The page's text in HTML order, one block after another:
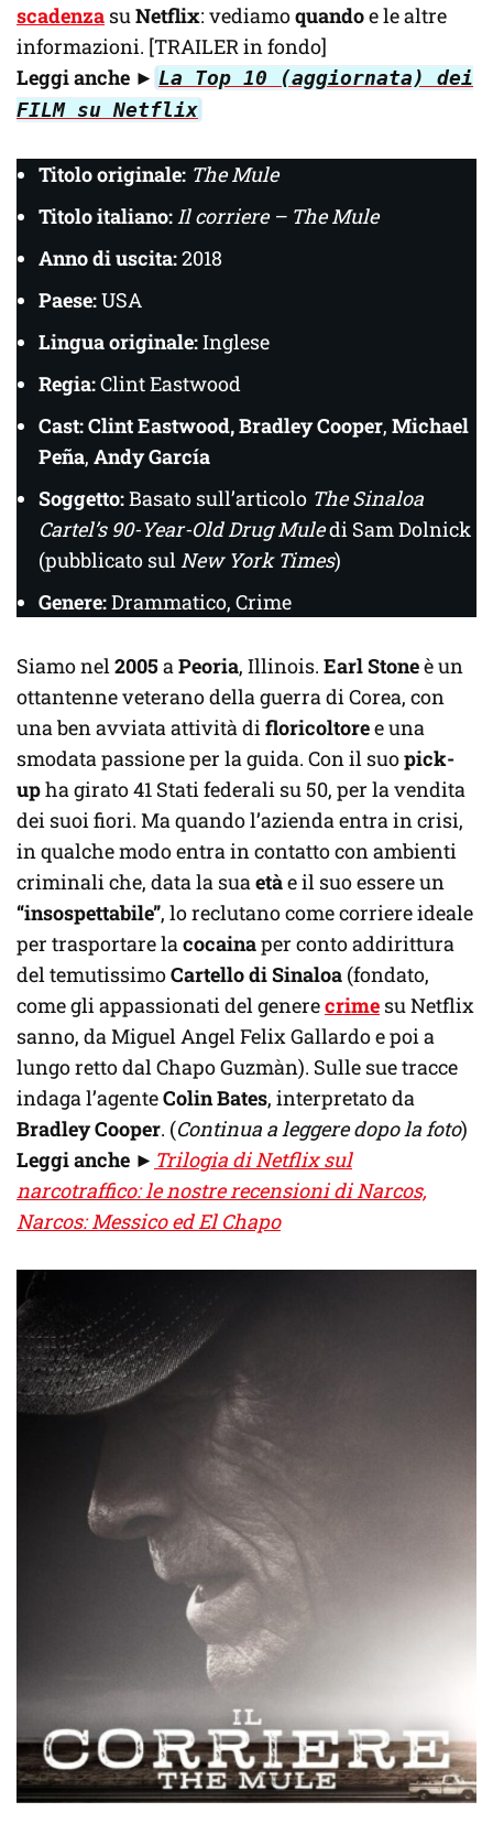
scadenza suNetflix: vediamoquandoe le altre
informazioni. [TRAILER in fondo]
Leggi anche ► La Top 10 (aggiornata) dei
FILM su Netflix
Titolo originale: The Mule
Titolo italiano:Il corriere – The Mule
Anno di uscita:2018
Paese:USA
Lingua originale:Inglese
Regia:Clint Eastwood
Cast: Clint Eastwood, Bradley Cooper, Michael
Peña, Andy García
Soggetto:Basato sull’articolo The Sinaloa
Cartel’s 90-Year-Old Drug Muledi Sam Dolnick
(pubblicato sulNew York Times)
Genere:Drammatico, Crime
Siamo nel2005 aPeoria, Illinois. Earl Stoneè un
ottantenne veterano della guerra di Corea, con
una ben avviata attività difloricoltoree una
smodata passione per la guida. Con il suopick-
upha girato 41 Stati federali su 50, per la vendita
dei suoi fiori. Ma quando l’azienda entra in crisi,
in qualche modo entra in contatto con ambienti
criminali che, data la suaetàe il suo essere un
“insospettabile”, lo reclutano come corriere ideale
per trasportare lacocainaper conto addirittura
del temutissimoCartello di Sinaloa (fondato,
come gli appassionati del generecrime su Netflix
sanno, da Miguel Angel Felix Gallardo e poi a
lungo retto dal Chapo Guzmàn). Sulle sue tracce
indaga l’agenteColin Bates, interpretato da
Bradley Cooper. (Continua a leggere dopo la foto)
Leggi anche ► Trilogia di Netflix sul
narcotraffico: le nostre recensioni di Narcos,
Narcos: Messico ed El Chapo